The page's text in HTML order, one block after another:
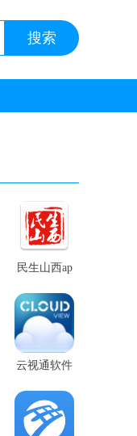
民生山西ap
p免费版
云视通软件
2018